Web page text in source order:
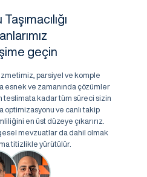
geçin
parsiyel ve komple
esnek ve zamanında çözümler
teslimata kadar tüm süreci sizin
optimizasyonu ve canlı takip
en üst düzeye çıkarırız.
mevzuatlar da dahil olmak
titizlikle yürütülür.